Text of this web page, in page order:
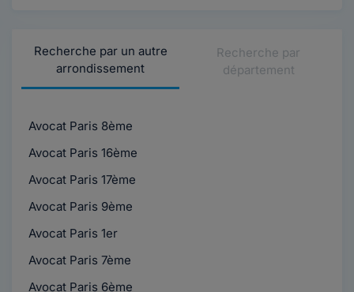
Recherche par un autre
arrondissement
Recherche par
département
Avocat Paris 8ème
Avocat Paris 16ème
Avocat Paris 17ème
Avocat Paris 9ème
Avocat Paris 1er
Avocat Paris 7ème
Avocat Paris 6ème